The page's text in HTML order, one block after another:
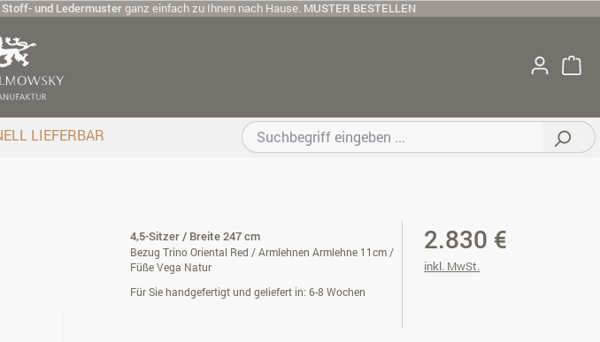
und Ledermusterganz einfach zu Ihnen nach Hause. MUSTER BESTELLEN
LIEFERBAR
4,5-Sitzer / Breite 247 cm
Bezug Trino Oriental Red / Armlehnen Armlehne 11cm /
Füße Vega Natur
Für Sie handgefertigt und geliefert in: 6-8 Wochen
2.830 €
inkl. MwSt.